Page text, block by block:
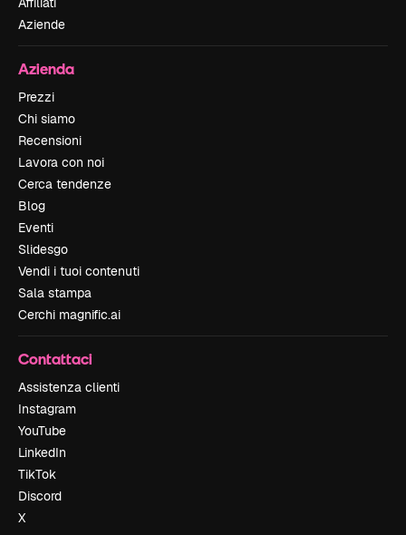
Aziende
Azienda
Prezzi
Chi siamo
Recensioni
Lavora con noi
Cerca tendenze
Blog
Eventi
Slidesgo
Vendi i tuoi contenuti
Sala stampa
Cerchi magnific.ai
Contattaci
Assistenza clienti
Instagram
YouTube
LinkedIn
TikTok
Discord
X